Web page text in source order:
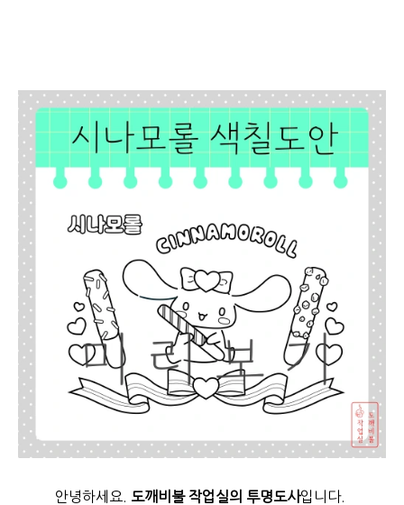
안녕하세요. 도깨비불 작업실의 투명도사입니다.